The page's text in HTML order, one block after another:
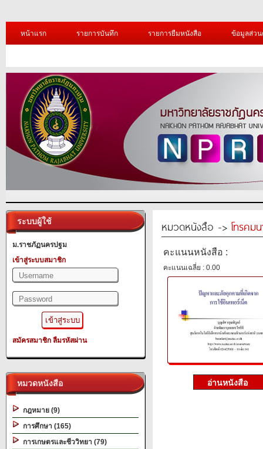
หน้าแรก รายการบันทึก รายการยืมหนังสือ ข้อมูลส่ว
ระบบผู้ใช้
ม.ราชภัฏนครปฐม
เข้าสู่ระบบสมาชิก
สมัครสมาชิก ลืมรหัสผ่าน
หมวดหนังสือ
กฎหมาย (9)
การศึกษา (165)
การเกษตรและชีววิทยา (79)
หมวดหนังสือ -> โทรคม
คะแนนหนังสือ :
คะแนนเฉลี่ย : 0.00